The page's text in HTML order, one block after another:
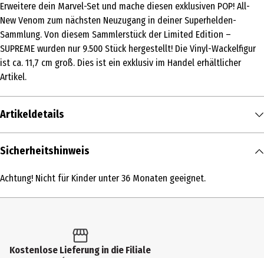
Erweitere dein Marvel-Set und mache diesen exklusiven POP! All-
New Venom zum nächsten Neuzugang in deiner Superhelden-
Sammlung. Von diesem Sammlerstück der Limited Edition –
SUPREME wurden nur 9.500 Stück hergestellt! Die Vinyl-Wackelfigur
ist ca. 11,7 cm groß. Dies ist ein exklusiv im Handel erhältlicher
Artikel.
Artikeldetails
Inhalt
Produkttyp
6 Jahre
Sicherheitshinweis
Achtung! Nicht für Kinder unter 36 Monaten geeignet.
Kostenlose Lieferung in die Filiale